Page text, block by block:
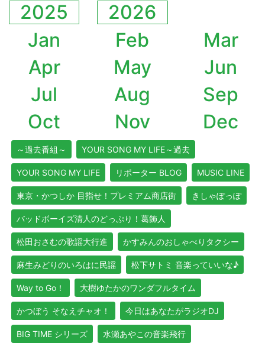
2025
2026
Jan
Feb
Mar
Apr
May
Jun
Jul
Aug
Sep
Oct
Nov Dec
～過去番組～ YOUR SONG MY LIFE～過去
YOUR SONG MY LIFE リポーター BLOG MUSIC LINE
東京・かつしか 目指せ！プレミアム商店街 きしゃぽっぽ
バッドボーイズ清人のどっぷり！葛飾人
松田おさむの歌謡大行進 かすみんのおしゃべりタクシー
麻生みどりのいろはに民謡 松下サトミ 音楽っていいな♪
Way to Go！ 大樹ゆたかのワンダフルタイム
かつぼう そなえチャオ！ 今日はあなたがラジオDJ
BIG TIME シリーズ 水瀬あやこの音楽飛行